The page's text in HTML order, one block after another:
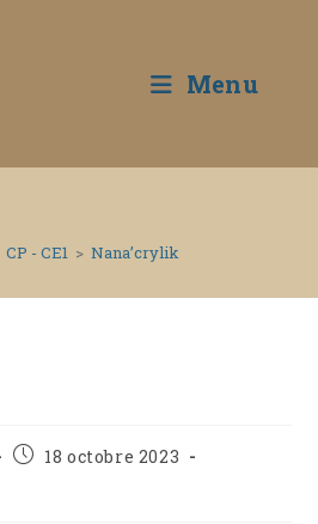
Menu
CP - CE1 > Nana’crylik
Publication
18 octobre 2023